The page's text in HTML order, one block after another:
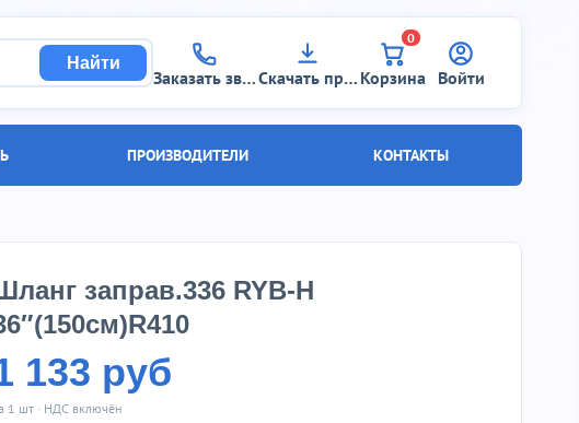
Найти
Заказать звонокСкачать прайс
0
Корзина Войти
ПРОИЗВОДИТЕЛИ КОНТАКТЫ
заправ.336 RYB-H
133 руб
1 шт · НДС включён